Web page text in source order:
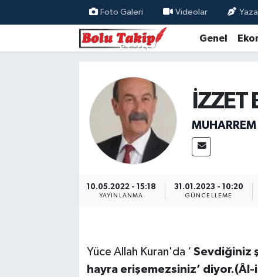
Foto Galeri Videolar
Genel
İZZET
MUHARREM
10.05.2022 - 15:18
YAYINLANMA
31.01.2023 - 10:20
GÜNCELLEME
Yüce Allah Kuran'da ‘ Sevdiğiniz
hayra erişemezsiniz’ diyor.(Âl-